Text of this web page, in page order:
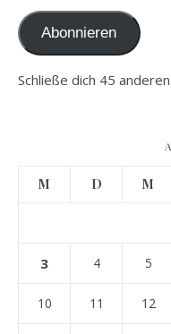
Abonnieren
Schließe dich 45
M D M
3 4 5
10 11 12